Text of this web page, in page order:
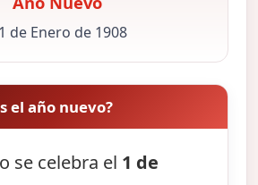
1 de Enero de 1908
el año nuevo?
se celebra el 1 de